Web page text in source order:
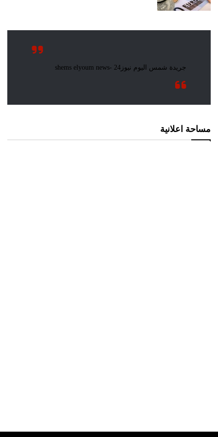
مساحة اعلانية